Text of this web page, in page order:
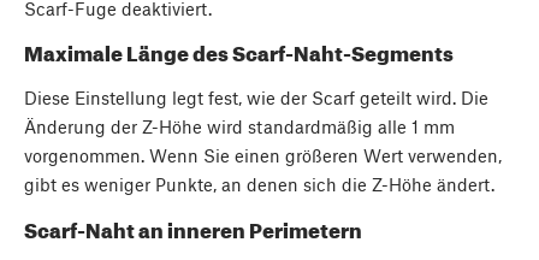
Scarf-Fuge deaktiviert.
Maximale Länge des Scarf-Naht-Segments
Diese Einstellung legt fest, wie der Scarf geteilt wird. Die
Änderung der Z-Höhe wird standardmäßig alle 1 mm
vorgenommen. Wenn Sie einen größeren Wert verwenden,
gibt es weniger Punkte, an denen sich die Z-Höhe ändert.
Scarf-Naht an inneren Perimetern